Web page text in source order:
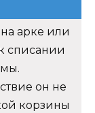
арке или
списании
он не
корзины